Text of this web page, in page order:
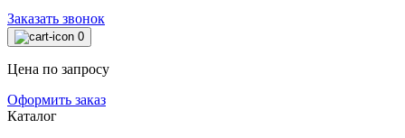
Заказать звонок
0
Цена по запросу
Оформить заказ
Каталог